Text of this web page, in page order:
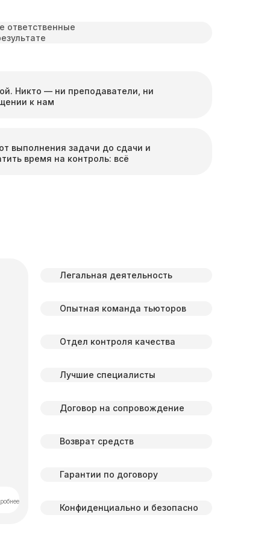
ответственные
Никто — ни преподаватели, ни
к нам
выполнения задачи до сдачи и
время на контроль: всё
Легальная деятельность
Опытная команда тьюторов
Отдел контроля качества
Лучшие специалисты
Договор на сопровождение
Возврат средств
Гарантии по договору
Конфиденциально и безопасно